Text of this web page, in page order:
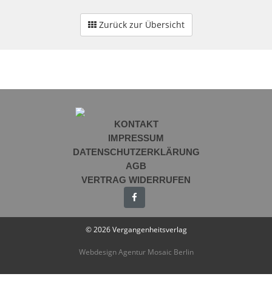
Zurück zur Übersicht
KONTAKT
IMPRESSUM
DATENSCHUTZERKLÄRUNG
AGB
VERTRAG WIDERRUFEN
© 2026 Vergangenheitsverlag
Webdesign Agentur Mosaic Berlin